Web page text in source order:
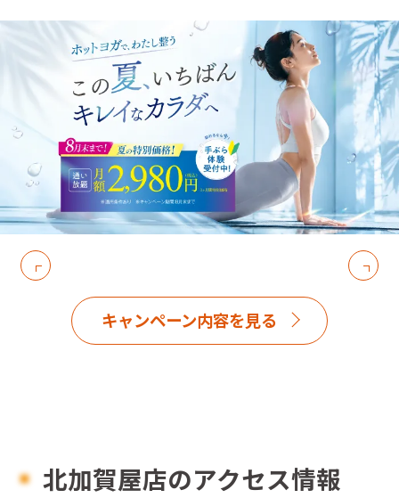
キャンペーン内容を見る
北加賀屋店のアクセス情報